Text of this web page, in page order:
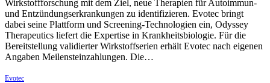
Wirkstoffforschung mit dem Ziel, neue Therapien für Autoimmun-
und Entzündungserkrankungen zu identifizieren. Evotec bringt
dabei seine Plattform und Screening-Technologien ein, Odyssey
Therapeutics liefert die Expertise in Krankheitsbiologie. Für die
Bereitstellung validierter Wirkstoffserien erhält Evotec nach eigenen
Angaben Meilensteinzahlungen. Die…
Evotec